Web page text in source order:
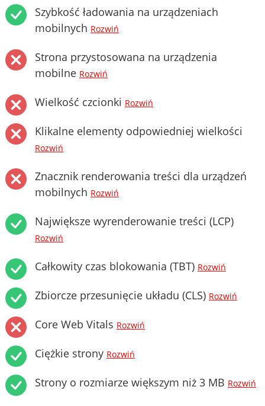
Szybkość ładowania na urządzeniach
mobilnych Rozwiń
Strona przystosowana na urządzenia
mobilne Rozwiń
Wielkość czcionki Rozwiń
Klikalne elementy odpowiedniej wielkości
Rozwiń
Znacznik renderowania treści dla urządzeń
mobilnych Rozwiń
Największe wyrenderowanie treści (LCP)
Rozwiń
Całkowity czas blokowania (TBT) Rozwiń
Zbiorcze przesunięcie układu (CLS) Rozwiń
Core Web Vitals Rozwiń
Ciężkie strony Rozwiń
Strony o rozmiarze większym niż 3 MB Rozwiń